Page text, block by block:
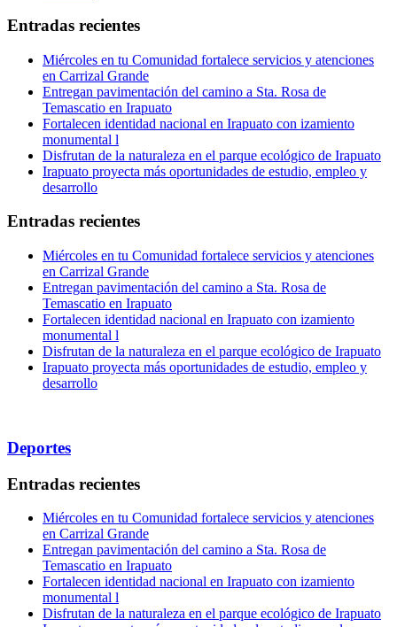
Entradas recientes
Miércoles en tu Comunidad fortalece servicios y atenciones
en Carrizal Grande
Entregan pavimentación del camino a Sta. Rosa de
Temascatio en Irapuato
Fortalecen identidad nacional en Irapuato con izamiento
monumental l
Disfrutan de la naturaleza en el parque ecológico de Irapuato
Irapuato proyecta más oportunidades de estudio, empleo y
desarrollo
Entradas recientes
Miércoles en tu Comunidad fortalece servicios y atenciones
en Carrizal Grande
Entregan pavimentación del camino a Sta. Rosa de
Temascatio en Irapuato
Fortalecen identidad nacional en Irapuato con izamiento
monumental l
Disfrutan de la naturaleza en el parque ecológico de Irapuato
Irapuato proyecta más oportunidades de estudio, empleo y
desarrollo
Deportes
Entradas recientes
Miércoles en tu Comunidad fortalece servicios y atenciones
en Carrizal Grande
Entregan pavimentación del camino a Sta. Rosa de
Temascatio en Irapuato
Fortalecen identidad nacional en Irapuato con izamiento
monumental l
Disfrutan de la naturaleza en el parque ecológico de Irapuato